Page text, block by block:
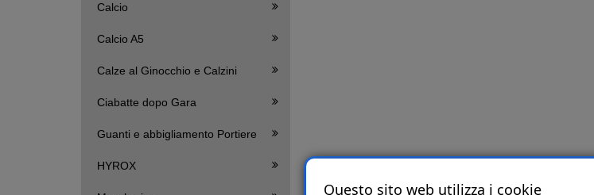
Calcio
Calcio A5
Calze al Ginocchio e Calzini
Ciabatte dopo Gara
Guanti e abbigliamento Portiere
HYROX
Questo sito web utilizza i cookie